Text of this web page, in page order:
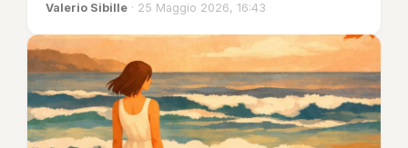
Valerio Sibille · 25 Maggio 2026, 16:43